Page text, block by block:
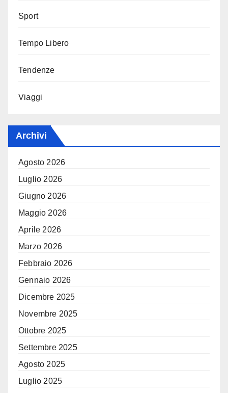
Sport
Tempo Libero
Tendenze
Viaggi
Archivi
Agosto 2026
Luglio 2026
Giugno 2026
Maggio 2026
Aprile 2026
Marzo 2026
Febbraio 2026
Gennaio 2026
Dicembre 2025
Novembre 2025
Ottobre 2025
Settembre 2025
Agosto 2025
Luglio 2025